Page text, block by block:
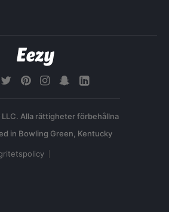
Alla rättigheter förbehållna